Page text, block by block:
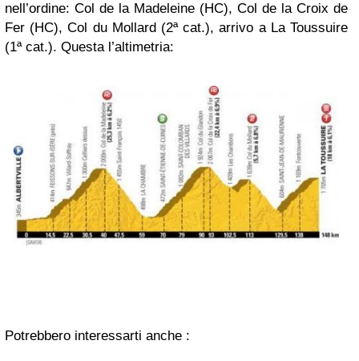
nell’ordine: Col de la Madeleine (HC), Col de la Croix de
Fer (HC), Col du Mollard (2ª cat.), arrivo a La Toussuire
(1ª cat.). Questa l’altimetria:
Potrebbero interessarti anche :